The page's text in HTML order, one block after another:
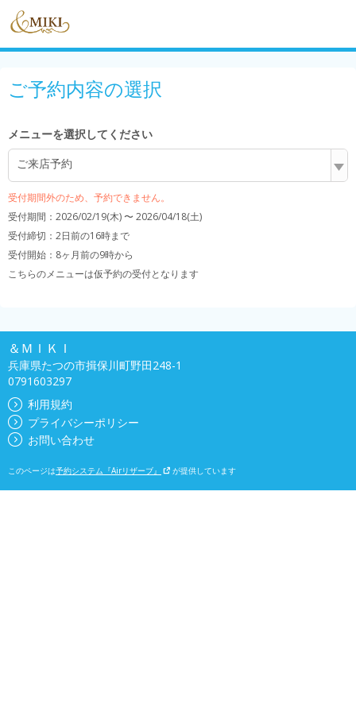
ご予約内容の選択
メニューを選択してください
ご来店予約
受付期間外のため、予約できません。
受付期間：2026/02/19(木) 〜 2026/04/18(土)
受付締切： 2日前の16時まで
受付開始： 8ヶ月前の9時から
こちらのメニューは仮予約の受付となります
＆ＭＩＫＩ
兵庫県たつの市揖保川町野田248-1
0791603297
利用規約
プライバシーポリシー
お問い合わせ
このページは予約システム『Airリザーブ』 が提供しています